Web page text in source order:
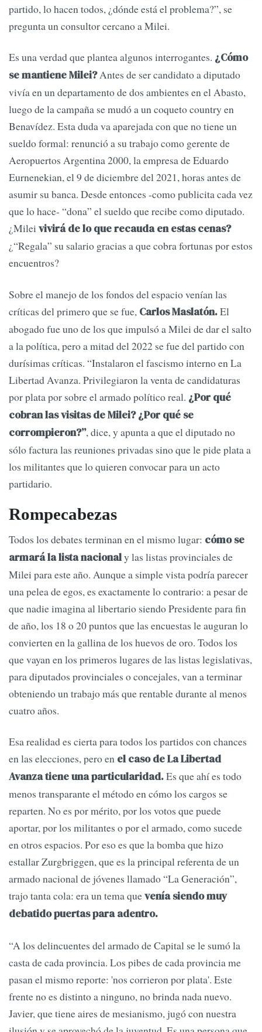
partido, lo hacen todos, ¿dónde está el problema?”, se
pregunta un consultor cercano a Milei.
Es una verdad que plantea algunos interrogantes. ¿Cómo
se mantiene Milei?Antes de ser candidato a diputado
vivía en un departamento de dos ambientes en el Abasto,
luego de la campaña se mudó a un coqueto country en
Benavídez. Esta duda va aparejada con que no tiene un
sueldo formal: renunció a su trabajo como gerente de
Aeropuertos Argentina 2000, la empresa de Eduardo
Eurnenekian, el 9 de diciembre del 2021, horas antes de
asumir su banca. Desde entonces -como publicita cada vez
que lo hace- “dona” el sueldo que recibe como diputado.
¿Milei vivirá de lo que recauda en estas cenas?
¿“Regala” su salario gracias a que cobra fortunas por estos
encuentros?
Sobre el manejo de los fondos del espacio venían las
críticas del primero que se fue, Carlos Maslatón.El
abogado fue uno de los que impulsó a Milei de dar el salto
a la política, pero a mitad del 2022 se fue del partido con
durísimas críticas. “Instalaron el fascismo interno en La
Libertad Avanza. Privilegiaron la venta de candidaturas
por plata por sobre el armado político real. ¿Por qué
cobran las visitas de Milei? ¿Por qué se
corrompieron?”, dice, y apunta a que el diputado no
sólo factura las reuniones privadas sino que le pide plata a
los militantes que lo quieren convocar para un acto
partidario.
Rompecabezas
Todos los debates terminan en el mismo lugar: cómo se
armará la lista nacionaly las listas provinciales de
Milei para este año. Aunque a simple vista podría parecer
una pelea de egos, es exactamente lo contrario: a pesar de
que nadie imagina al libertario siendo Presidente para fin
de año, los 18 o 20 puntos que las encuestas le auguran lo
convierten en la gallina de los huevos de oro. Todos los
que vayan en los primeros lugares de las listas legislativas,
para diputados provinciales o concejales, van a terminar
obteniendo un trabajo más que rentable durante al menos
cuatro años.
Esa realidad es cierta para todos los partidos con chances
en las elecciones, pero en el caso de La Libertad
Avanza tiene una particularidad.Es que ahí es todo
menos transparante el método en cómo los cargos se
reparten. No es por mérito, por los votos que puede
aportar, por los militantes o por el armado, como sucede
en otros espacios. Por eso es que la bomba que hizo
estallar Zurgbriggen, que es la principal referenta de un
armado nacional de jóvenes llamado “La Generación”,
trajo tanta cola: era un tema quevenía siendo muy
debatido puertas para adentro.
“A los delincuentes del armado de Capital se le sumó la
casta de cada provincia. Los pibes de cada provincia me
pasan el mismo reporte: 'nos corrieron por plata'. Este
frente no es distinto a ninguno, no brinda nada nuevo.
Javier, que tiene aires de mesianismo, jugó con nuestra